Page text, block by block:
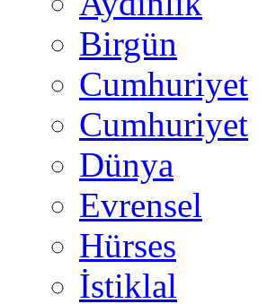
Birgün
Cumhuriyet
Cumhuriyet
Dünya
Evrensel
Hürses
İstiklal